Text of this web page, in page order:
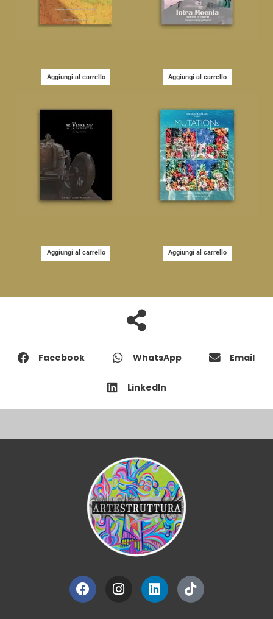
Aggiungi al carrello Aggiungi al carrello
Aggiungi al carrello Aggiungi al carrello
Facebook WhatsApp Email
LinkedIn
FacebookInstagram
LinkedinTiktok